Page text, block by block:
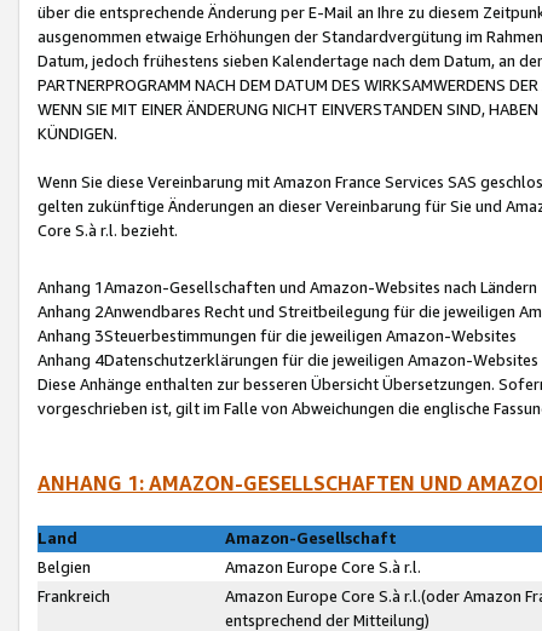
über die entsprechende Änderung per E-Mail an Ihre zu diesem
ausgenommen etwaige Erhöhungen der Standardvergütung im
Datum, jedoch frühestens sieben Kalendertage nach dem Datum, an
PARTNERPROGRAMM NACH DEM DATUM DES WIRKSAMWERDENS
WENN SIE MIT EINER ÄNDERUNG NICHT EINVERSTANDEN SIND,
KÜNDIGEN.
Wenn Sie diese Vereinbarung mit Amazon France Services SAS
gelten zukünftige Änderungen an dieser Vereinbarung für Sie und
Core S.à r.l. bezieht.
Anhang 1Amazon-Gesellschaften und Amazon-Websites nach Ländern
Anhang 2Anwendbares Recht und Streitbeilegung für die jeweiligen
Anhang 3Steuerbestimmungen für die jeweiligen Amazon-Websites
Anhang 4Datenschutzerklärungen für die jeweiligen Amazon-Websites
Diese Anhänge enthalten zur besseren Übersicht Übersetzungen.
vorgeschrieben ist, gilt im Falle von Abweichungen die englische
ANHANG 1: AMAZON-GESELLSCHAFTEN UND
Land
Amazon-Gesellschaft
Belgien
Amazon Europe Core S.à r.l.
Frankreich
Amazon Europe Core S.à r.l.(oder Amazon
entsprechend der Mitteilung)